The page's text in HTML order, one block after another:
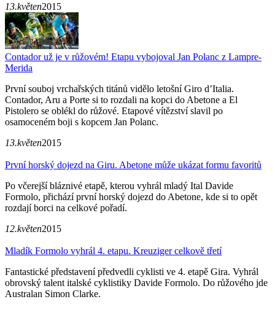
13.květen2015
Contador už je v růžovém! Etapu vybojoval Jan Polanc z Lampre-
Merida
První souboj vrchařských titánů vidělo letošní Giro d’Italia.
Contador, Aru a Porte si to rozdali na kopci do Abetone a El
Pistolero se oblékl do růžové. Etapové vítězství slavil po
osamoceném boji s kopcem Jan Polanc.
13.květen2015
První horský dojezd na Giru. Abetone může ukázat formu favoritů
Po včerejší bláznivé etapě, kterou vyhrál mladý Ital Davide
Formolo, přichází první horský dojezd do Abetone, kde si to opět
rozdají borci na celkové pořadí.
12.květen2015
Mladík Formolo vyhrál 4. etapu. Kreuziger celkově třetí
Fantastické představení předvedli cyklisti ve 4. etapě Gira. Vyhrál
obrovský talent italské cyklistiky Davide Formolo. Do růžového jde
Australan Simon Clarke.